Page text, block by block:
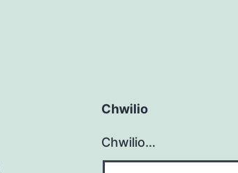
Chwilio
Chwilio…